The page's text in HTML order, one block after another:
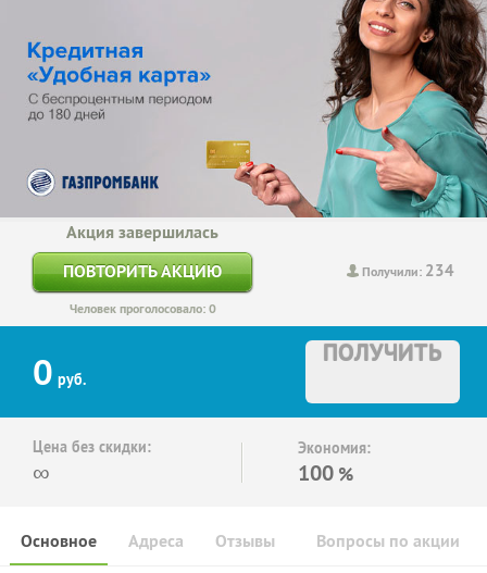
Получили: 234
Акция завершилась
ПОВТОРИТЬ АКЦИЮ
Человек проголосовало: 0
0 руб.
ПОЛУЧИТЬ
Цена без скидки:
∞
Экономия:
100 %
Основное Отзывы Вопросы по акции
Адреса